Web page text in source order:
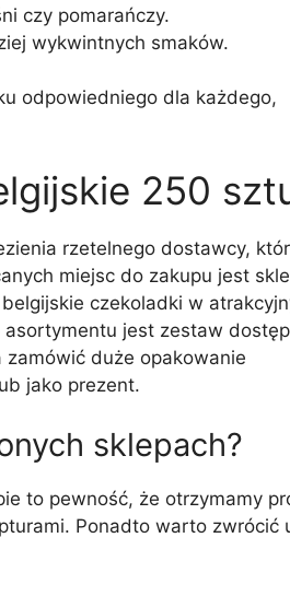
czy pomarańczy.
wykwintnych smaków.
odpowiedniego dla każdego,
250
rzetelnego dostawcy,
miejsc do zakupu jest
czekoladki w
asortymentu jest zestaw
zamówić duże opakowanie
jako prezent.
sklepach?
to pewność, że otrzymamy
Ponadto warto zwrócić